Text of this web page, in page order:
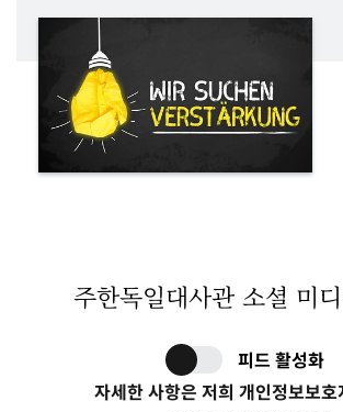
주한독일대사관 소셜 미
피드 활성화
자세한 사항은 저희 개인정보보호